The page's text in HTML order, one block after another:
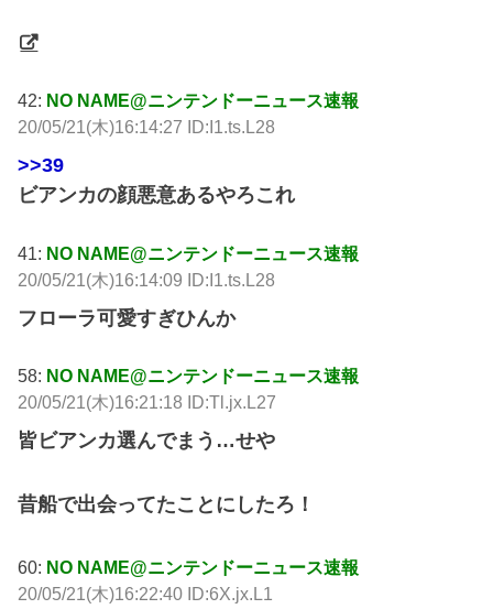
42: NO NAME@ニンテンドーニュース速報
20/05/21(木)16:14:27 ID:I1.ts.L28
>>39
ビアンカの顔悪意あるやろこれ
41: NO NAME@ニンテンドーニュース速報
20/05/21(木)16:14:09 ID:I1.ts.L28
フローラ可愛すぎひんか
58: NO NAME@ニンテンドーニュース速報
20/05/21(木)16:21:18 ID:Tl.jx.L27
皆ビアンカ選んでまう…せや
昔船で出会ってたことにしたろ！
60: NO NAME@ニンテンドーニュース速報
20/05/21(木)16:22:40 ID:6X.jx.L1